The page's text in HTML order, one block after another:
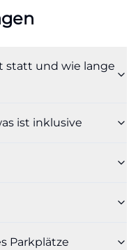
statt und wie lange
ist inklusive
Parkplätze